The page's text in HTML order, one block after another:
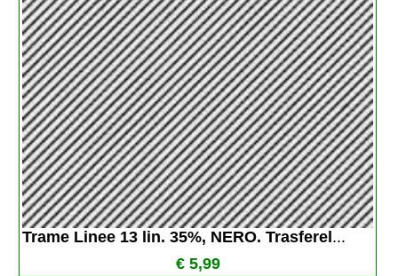
Trame Linee 13 lin. 35%, NERO. Trasferel ...
€ 5,99